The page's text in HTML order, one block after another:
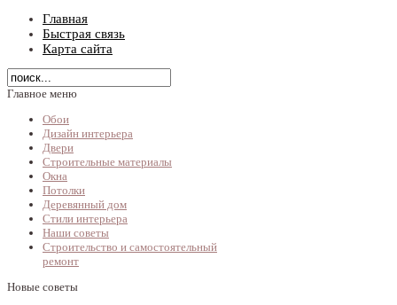
Главная
Быстрая связь
Карта сайта
Главное меню
Обои
Дизайн интерьера
Двери
Строительные материалы
Окна
Потолки
Деревянный дом
Стили интерьера
Наши советы
Строительство и самостоятельный
ремонт
Новые советы